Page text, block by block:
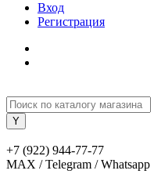
Вход
Регистрация
+7 (922) 944-77-77
MAX / Telegram / Whatsapp